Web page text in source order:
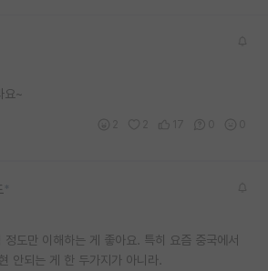
요~
도만 이해하는 게 좋아요. 특히 요즘 중국에서
안되는 게 한 두가지가 아니라.